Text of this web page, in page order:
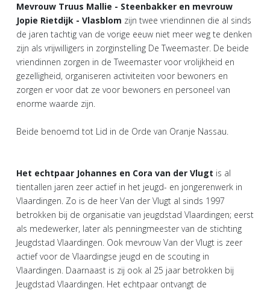
Mevrouw Truus Mallie - Steenbakker en mevrouw
Jopie Rietdijk - Vlasblom zijn twee vriendinnen die al sinds
de jaren tachtig van de vorige eeuw niet meer weg te denken
zijn als vrijwilligers in zorginstelling De Tweemaster. De beide
vriendinnen zorgen in de Tweemaster voor vrolijkheid en
gezelligheid, organiseren activiteiten voor bewoners en
zorgen er voor dat ze voor bewoners en personeel van
enorme waarde zijn.
Beide benoemd tot Lid in de Orde van Oranje Nassau.
Het echtpaar Johannes en Cora van der Vlugt is al
tientallen jaren zeer actief in het jeugd- en jongerenwerk in
Vlaardingen. Zo is de heer Van der Vlugt al sinds 1997
betrokken bij de organisatie van jeugdstad Vlaardingen; eerst
als medewerker, later als penningmeester van de stichting
Jeugdstad Vlaardingen. Ook mevrouw Van der Vlugt is zeer
actief voor de Vlaardingse jeugd en de scouting in
Vlaardingen. Daarnaast is zij ook al 25 jaar betrokken bij
Jeugdstad Vlaardingen. Het echtpaar ontvangt de